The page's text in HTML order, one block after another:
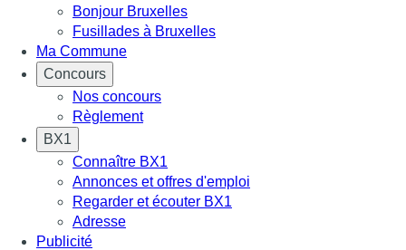
Bonjour Bruxelles
Fusillades à Bruxelles
Ma Commune
Concours
Nos concours
Règlement
BX1
Connaître BX1
Annonces et offres d'emploi
Regarder et écouter BX1
Adresse
Publicité